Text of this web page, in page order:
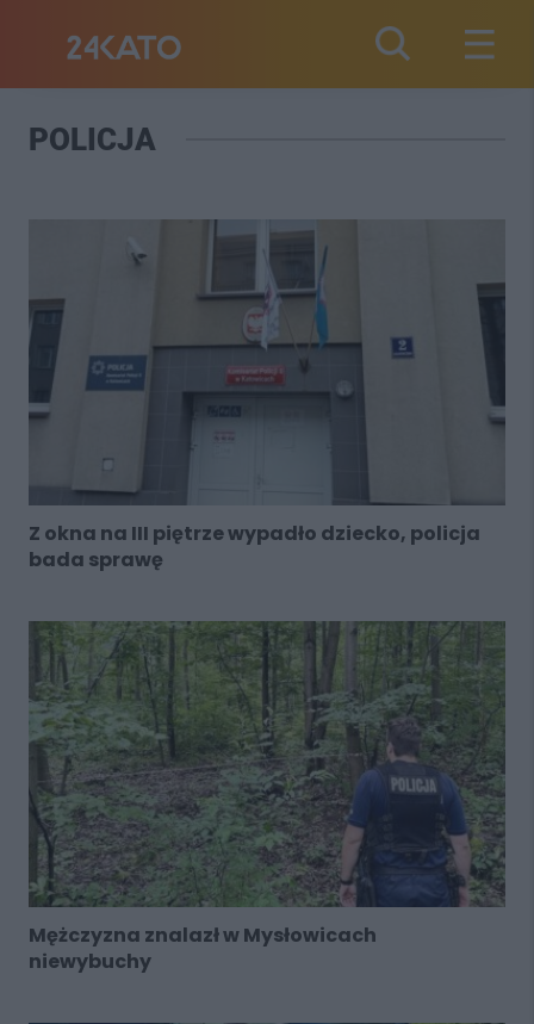
POLICJA
Z okna na III piętrze wypadło dziecko, policja
bada sprawę
Mężczyzna znalazł w Mysłowicach
niewybuchy